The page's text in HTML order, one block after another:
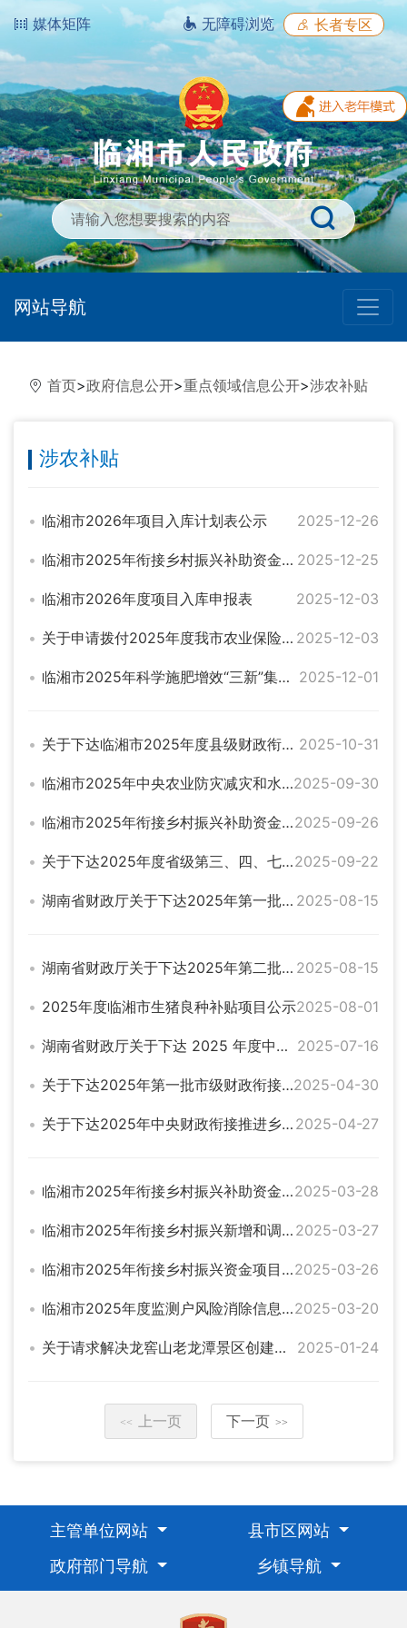
媒体矩阵 无障碍浏览 长者专区
网站导航
首页>政府信息公开>重点领域信息公开>涉农补贴
涉农补贴
临湘市2026年项目入库计划表公示 2025-12-26
临湘市2025年衔接乡村振兴补助资金项目完成情况公示 2025-12-25
临湘市2026年度项目入库申报表 2025-12-03
关于申请拨付2025年度我市农业保险保费补贴本级预算资金的报告（县级配套） 2025-12-03
临湘市2025年科学施肥增效“三新”集成推进项目资金补贴公示 2025-12-01
关于下达临湘市2025年度县级财政衔接推进乡村振兴补助资金的通知 2025-10-31
临湘市2025年中央农业防灾减灾和水利救灾资金（第二批动物防疫补助）使用公示2025-09-30
临湘市2025年衔接乡村振兴补助资金项目入库计划汇总公示2025-09-26
关于下达2025年度省级第三、四、七批财政衔接推进乡村振兴补助资金的通知2025-09-22
湖南省财政厅关于下达2025年第一批省级财政衔接推进乡村振兴补助资金的通知（湘财预【2025】93号） 2025-08-15
湖南省财政厅关于下达2025年第二批省级财政衔接推进乡村振兴补助资金的通知（湘财预【2025】183号】） 2025-08-15
2025年度临湘市生猪良种补贴项目公示2025-08-01
湖南省财政厅关于下达 2025 年度中央财政衔接推进乡村振兴补助资金的通知（湘财预[2025]76号） 2025-07-16
关于下达2025年第一批市级财政衔接推进乡村振兴补助资金的通知2025-04-30
关于下达2025年中央财政衔接推进乡村振兴补助资金的通知（湘财预【2024】330号） 2025-04-27
临湘市2025年衔接乡村振兴补助资金项目入库汇总公示2025-03-28
临湘市2025年衔接乡村振兴新增和调整项目入库计划公示 2025-03-27
临湘市2025年衔接乡村振兴资金项目新增和调整公示2025-03-26
临湘市2025年度监测户风险消除信息公示2025-03-20
关于请求解决龙窖山老龙潭景区创建及山体滑坡修复资金的请示（县级配套） 2025-01-24
<< 上一页 下一页 >>
主管单位网站
县市区网站
政府部门导航
乡镇导航